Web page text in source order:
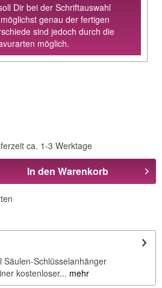
Dir bei der Schriftauswahl
genau der fertigen
sind jedoch durch die
möglich.
ca. 1-3 Werktage
In den Warenkorb
Säulen-Schlüsselanhänger
kostenloser... mehr